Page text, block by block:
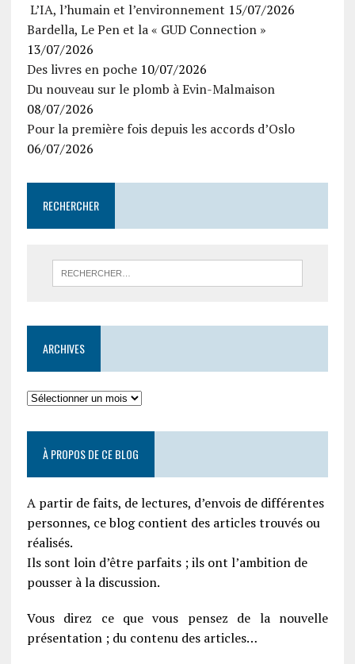
L’IA, l’humain et l’environnement 15/07/2026
Bardella, Le Pen et la « GUD Connection »
13/07/2026
Des livres en poche 10/07/2026
Du nouveau sur le plomb à Evin-Malmaison
08/07/2026
Pour la première fois depuis les accords d’Oslo
06/07/2026
RECHERCHER
ARCHIVES
À PROPOS DE CE BLOG
A partir de faits, de lectures, d’envois de différentes
personnes, ce blog contient des articles trouvés ou
réalisés.
Ils sont loin d’être parfaits ; ils ont l’ambition de
pousser à la discussion.
Vous direz ce que vous pensez de la nouvelle
présentation ; du contenu des articles…